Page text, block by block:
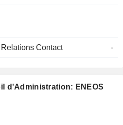
Relations Contact -
d'Administration: ENEOS